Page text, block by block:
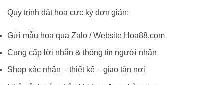
Quy trình đặt hoa cực kỳ đơn giản:
Gửi mẫu hoa qua Zalo / Website Hoa88.com
Cung cấp lời nhắn & thông tin người nhận
Shop xác nhận – thiết kế – giao tận nơi